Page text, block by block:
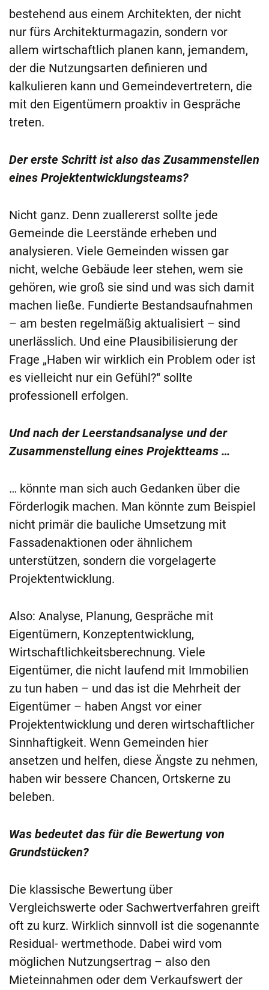
bestehend aus einem Architekten, der nicht
nur fürs Architekturmagazin, sondern vor
allem wirtschaftlich planen kann, jemandem,
der die Nutzungsarten definieren und
kalkulieren kann und Gemeindevertretern, die
mit den Eigentümern proaktiv in Gespräche
treten.
Der erste Schritt ist also das Zusammenstellen
eines Projektentwicklungsteams?
Nicht ganz. Denn zuallererst sollte jede
Gemeinde die Leerstände erheben und
analysieren. Viele Gemeinden wissen gar
nicht, welche Gebäude leer stehen, wem sie
gehören, wie groß sie sind und was sich damit
machen ließe. Fundierte Bestandsaufnahmen
– am besten regelmäßig aktualisiert – sind
unerlässlich. Und eine Plausibilisierung der
Frage „Haben wir wirklich ein Problem oder ist
es vielleicht nur ein Gefühl?“ sollte
professionell erfolgen.
Und nach der Leerstandsanalyse und der
Zusammenstellung eines Projektteams …
… könnte man sich auch Gedanken über die
Förderlogik machen. Man könnte zum Beispiel
nicht primär die bauliche Umsetzung mit
Fassadenaktionen oder ähnlichem
unterstützen, sondern die vorgelagerte
Projektentwicklung.
Also: Analyse, Planung, Gespräche mit
Eigentümern, Konzeptentwicklung,
Wirtschaftlichkeitsberechnung. Viele
Eigentümer, die nicht laufend mit Immobilien
zu tun haben – und das ist die Mehrheit der
Eigentümer – haben Angst vor einer
Projektentwicklung und deren wirtschaftlicher
Sinnhaftigkeit. Wenn Gemeinden hier
ansetzen und helfen, diese Ängste zu nehmen,
haben wir bessere Chancen, Ortskerne zu
beleben.
Was bedeutet das für die Bewertung von
Grundstücken?
Die klassische Bewertung über
Vergleichswerte oder Sachwertverfahren greift
oft zu kurz. Wirklich sinnvoll ist die sogenannte
Residual- wertmethode. Dabei wird vom
möglichen Nutzungsertrag – also den
Mieteinnahmen oder dem Verkaufswert der